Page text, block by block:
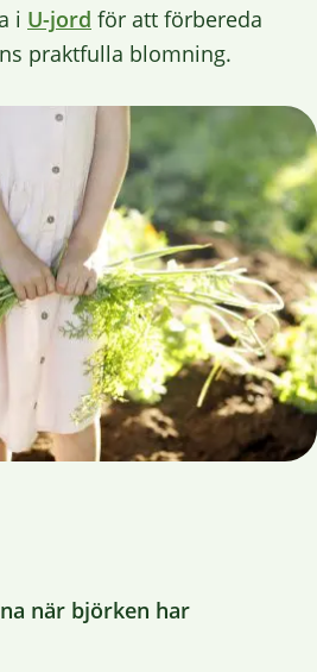
i U-jord för att förbereda
praktfulla blomning.
när björken har